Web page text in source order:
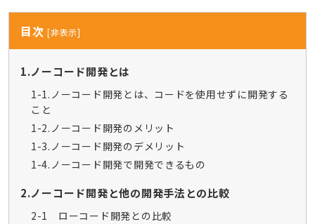
目次[非表示]
1.ノーコード開発とは
1-1.ノーコード開発とは、コードを使用せずに開発する
こと
1-2.ノーコード開発のメリット
1-3.ノーコード開発のデメリット
1-4.ノーコード開発で開発できるもの
2.ノーコード開発と他の開発手法との比較
2-1 ローコード開発との比較